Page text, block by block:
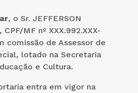
, o Sr. JEFFERSON
CPF/MF nº XXX.992.XXX-
comissão de Assessor de
lotado na Secretaria
e Cultura.
entra em vigor na